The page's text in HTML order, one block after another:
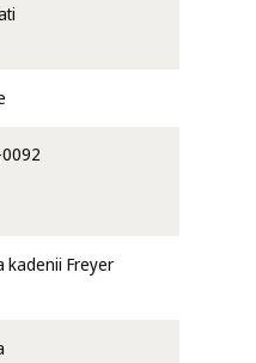
kadenii Freyer